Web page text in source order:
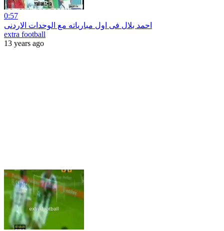
0:57
احمد بلال فى اول مبارياته مع الوحدات الاردنى
extra football
13 years ago